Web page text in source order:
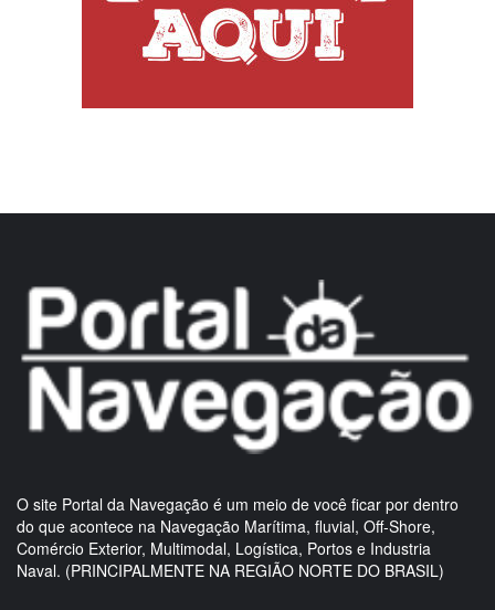
O site Portal da Navegação é um meio de você ficar por dentro
do que acontece na Navegação Marítima, fluvial, Off-Shore,
Comércio Exterior, Multimodal, Logística, Portos e Industria
Naval. (PRINCIPALMENTE NA REGIÃO NORTE DO BRASIL)